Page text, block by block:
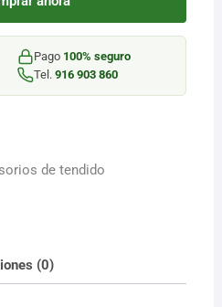
Pago 100% seguro
Tel. 916 903 860
de tendido
(0)